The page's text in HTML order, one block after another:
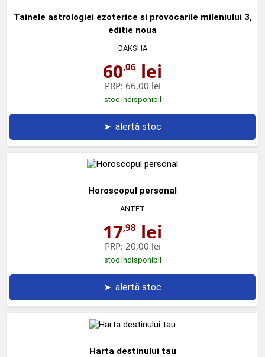
Tainele astrologiei ezoterice si provocarile mileniului 3,
editie noua
DAKSHA
60,06 lei
PRP: 66,00 lei
stoc indisponibil
➤ alertă stoc
Horoscopul personal
ANTET
17,98 lei
PRP: 20,00 lei
stoc indisponibil
➤ alertă stoc
Harta destinului tau